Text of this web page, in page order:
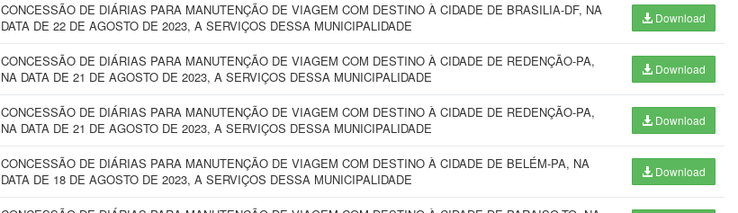
CONCESSÃO DE DIÁRIAS PARA MANUTENÇÃO DE VIAGEM COM DESTINO À CIDADE DE BRASILIA-DF, NA
DATA DE 22 DE AGOSTO DE 2023, A SERVIÇOS DESSA MUNICIPALIDADE
Download
CONCESSÃO DE DIÁRIAS PARA MANUTENÇÃO DE VIAGEM COM DESTINO À CIDADE DE REDENÇÃO-PA,
NA DATA DE 21 DE AGOSTO DE 2023, A SERVIÇOS DESSA MUNICIPALIDADE
Download
CONCESSÃO DE DIÁRIAS PARA MANUTENÇÃO DE VIAGEM COM DESTINO À CIDADE DE REDENÇÃO-PA,
NA DATA DE 21 DE AGOSTO DE 2023, A SERVIÇOS DESSA MUNICIPALIDADE
Download
CONCESSÃO DE DIÁRIAS PARA MANUTENÇÃO DE VIAGEM COM DESTINO À CIDADE DE BELÉM-PA, NA
DATA DE 18 DE AGOSTO DE 2023, A SERVIÇOS DESSA MUNICIPALIDADE
Download